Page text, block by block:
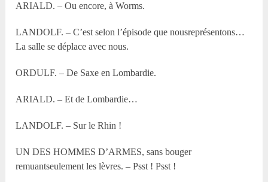
ARIALD. – Ou encore, à Worms.
LANDOLF. – C’est selon l’épisode que nousreprésentons…
La salle se déplace avec nous.
ORDULF. – De Saxe en Lombardie.
ARIALD. – Et de Lombardie…
LANDOLF. – Sur le Rhin !
UN DES HOMMES D’ARMES, sans bouger
remuantseulement les lèvres. – Psst ! Psst !